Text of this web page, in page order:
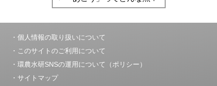
個人情報の取り扱いについて
このサイトのご利用について
環農水研SNSの運用について（ポリシー）
サイトマップ